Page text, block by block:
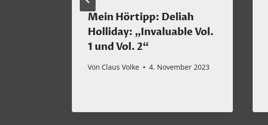
Mein Hörtipp: Deliah
Holliday: „Invaluable Vol.
1 und Vol. 2“
Von Claus Volke 4. November 2023